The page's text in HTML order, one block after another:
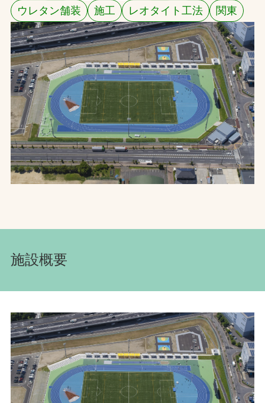
お取引先の皆様へ
プライバシーポリシー
ソーシャルメディアポリシー
InstagramFacebookYouTube
文字の見えづらさや操作にお困りの方へ
ウレタン舗装
施工 レオタイト工法 関東
施設概要